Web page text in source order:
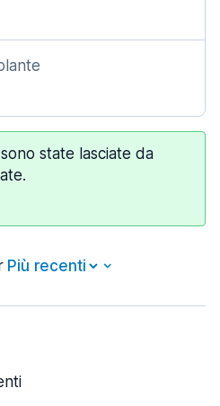
state lasciate da